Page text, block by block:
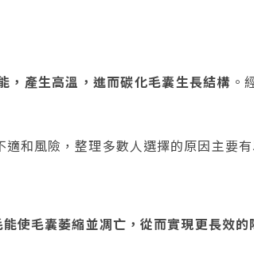
，產生高溫，進而碳化毛囊生長結構 。
和風險，整理多數人選擇的原因主要有
使毛囊萎縮並凋亡，從而實現更長效的